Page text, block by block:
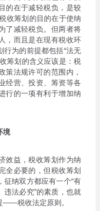
的在于减轻税负，是较
收筹划的目的在于使纳
了减轻税负。但两者将
，而且是在现有税收环
行为的前提都包括“法无
筹划的含义应该是：税
策法规许可的范围内，
经营、投资、筹资等各
行的一项有利于增加纳
境
益，税收筹划作为纳
全必要的，但税收筹划
征纳双方都应有一个“有
违法必究”的素质，也就
——税收法定原则。